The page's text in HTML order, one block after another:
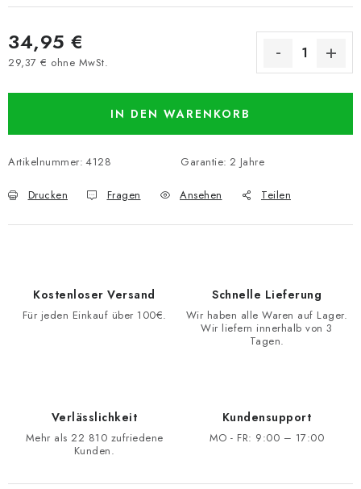
34,95 €
29,37 € ohne MwSt.
IN DEN WARENKORB
Artikelnummer: 4128 Garantie: 2 Jahre
Drucken Fragen Ansehen Teilen
Kostenloser Versand
Für jeden Einkauf über 100€.
Schnelle Lieferung
Wir haben alle Waren auf Lager.
Wir liefern innerhalb von 3
Tagen.
Verlässlichkeit
Mehr als 22 810 zufriedene
Kunden.
Kundensupport
MO - FR: 9:00 – 17:00